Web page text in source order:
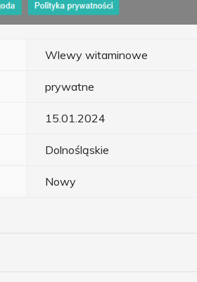
Wlewy witaminowe
prywatne
15.01.2024
Dolnośląskie
Nowy